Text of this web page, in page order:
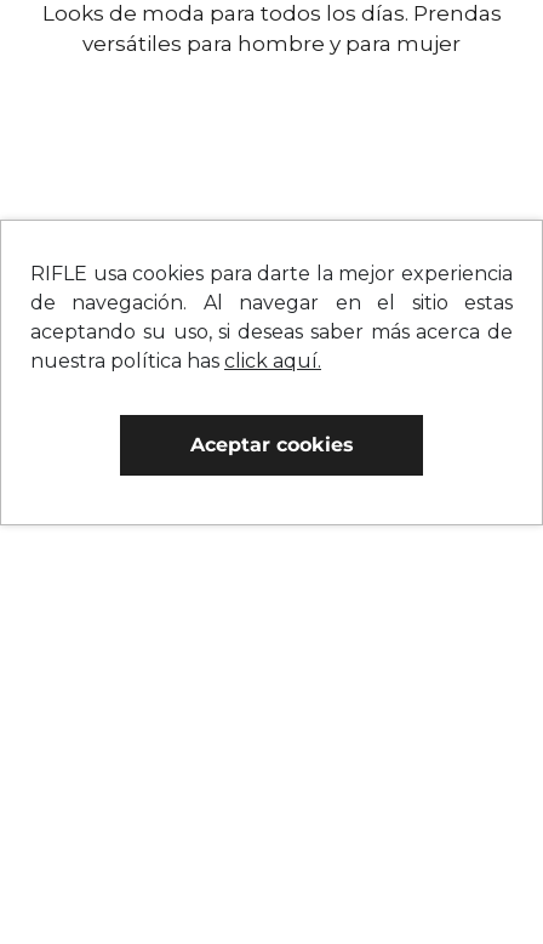
RIFLE usa cookies para darte la mejor experiencia
de navegación. Al navegar en el sitio estas
aceptando su uso, si deseas saber más acerca de
nuestra política has click aquí.
Aceptar cookies
Looks de moda para todos los días. Prendas
versátiles para hombre y para mujer